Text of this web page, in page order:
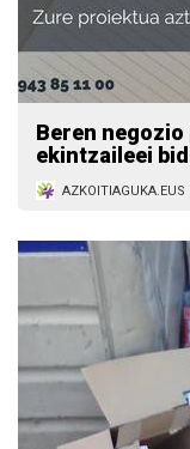
Beren
ekintzaileei
AZKOITIAGUKA.EUS